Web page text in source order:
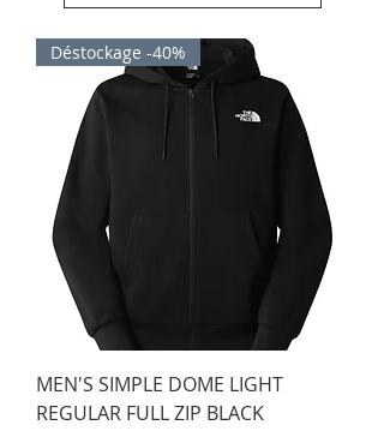
Déstockage -40%
MEN'S SIMPLE DOME LIGHT
REGULAR FULL ZIP BLACK